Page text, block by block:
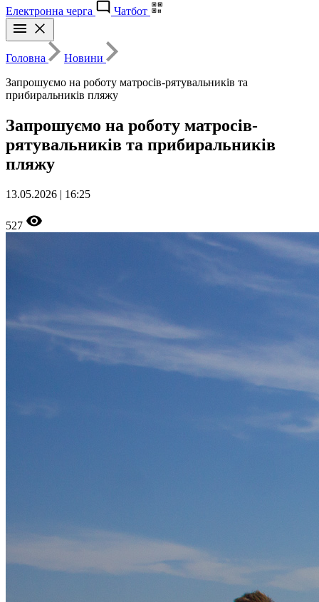
Електронна черга
Чатбот
Головна
Новини
Запрошуємо на роботу матросів-рятувальників та
прибиральників пляжу
Запрошуємо на роботу матросів-
рятувальників та прибиральників
пляжу
13.05.2026 | 16:25
527